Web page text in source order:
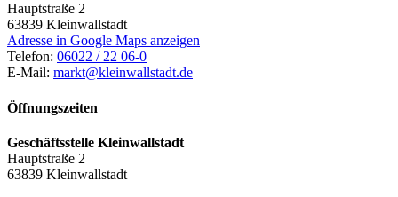
Hauptstraße 2
63839 Kleinwallstadt
Adresse in Google Maps anzeigen
Telefon: 06022 / 22 06-0
E-Mail: markt@kleinwallstadt.de
Öffnungszeiten
Geschäftsstelle Kleinwallstadt
Hauptstraße 2
63839 Kleinwallstadt